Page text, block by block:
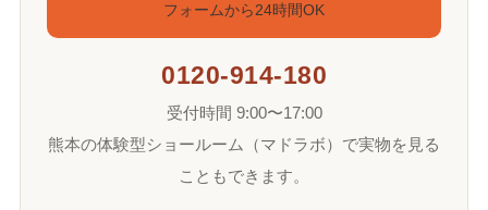
フォームから24時間OK
0120-914-180
受付時間 9:00〜17:00
熊本の体験型ショールーム（マドラボ）で実物を見る
こともできます。